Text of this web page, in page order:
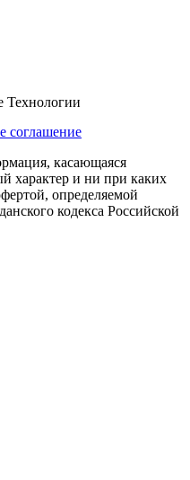
Технологии
соглашение
касающаяся
характер и ни при каких
определяемой
кодекса Российской